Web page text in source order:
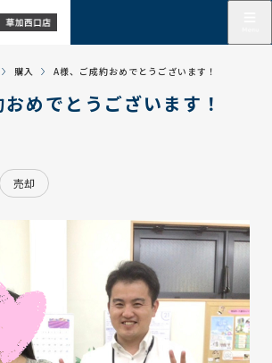
購入 A様、ご成約おめでとうございます！
めでとうございます！
売却